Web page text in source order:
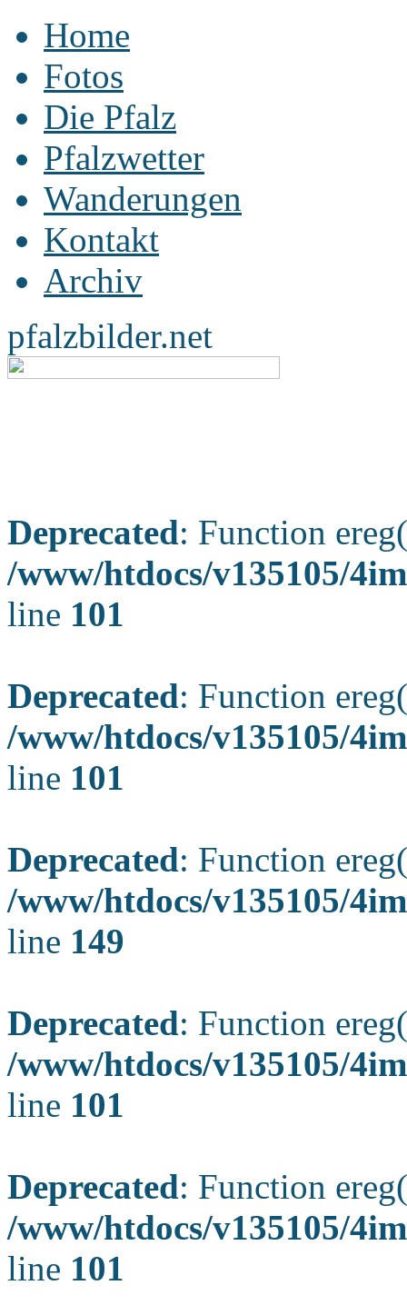
Home
Fotos
Die Pfalz
Pfalzwetter
Wanderungen
Kontakt
Archiv
pfalzbilder.net
Deprecated: Function
/www/htdocs/v135105/
line 101
Deprecated: Function
/www/htdocs/v135105/
line 101
Deprecated: Function
/www/htdocs/v135105/
line 149
Deprecated: Function
/www/htdocs/v135105/
line 101
Deprecated: Function
/www/htdocs/v135105/
line 101